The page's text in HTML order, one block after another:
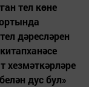
тел көне
дәресләрен
хезмәткәрләре
дус бул»